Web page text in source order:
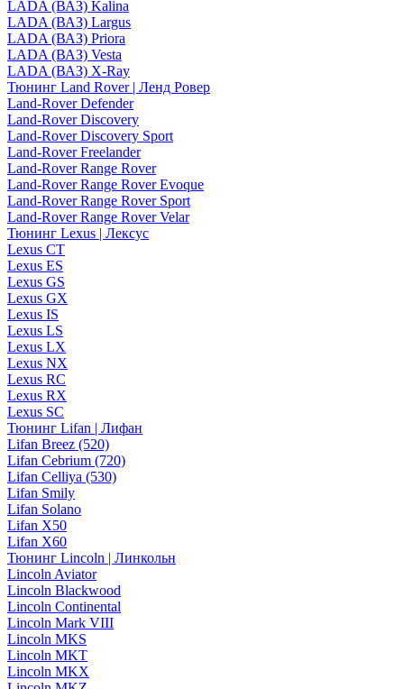
LADA (ВАЗ) Kalina
LADA (ВАЗ) Largus
LADA (ВАЗ) Priora
LADA (ВАЗ) Vesta
LADA (ВАЗ) X-Ray
Тюнинг Land Rover | Ленд Ровер
Land-Rover Defender
Land-Rover Discovery
Land-Rover Discovery Sport
Land-Rover Freelander
Land-Rover Range Rover
Land-Rover Range Rover Evoque
Land-Rover Range Rover Sport
Land-Rover Range Rover Velar
Тюнинг Lexus | Лексус
Lexus CT
Lexus ES
Lexus GS
Lexus GX
Lexus IS
Lexus LS
Lexus LX
Lexus NX
Lexus RC
Lexus RX
Lexus SC
Тюнинг Lifan | Лифан
Lifan Breez (520)
Lifan Cebrium (720)
Lifan Celliya (530)
Lifan Smily
Lifan Solano
Lifan X50
Lifan X60
Тюнинг Lincoln | Линкольн
Lincoln Aviator
Lincoln Blackwood
Lincoln Continental
Lincoln Mark VIII
Lincoln MKS
Lincoln MKT
Lincoln MKX